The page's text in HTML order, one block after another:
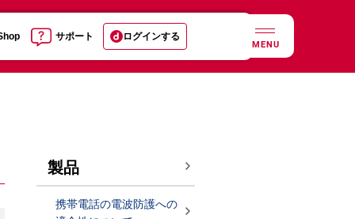
サポート ログインする
MENU
製品
携帯電話の電波防護への